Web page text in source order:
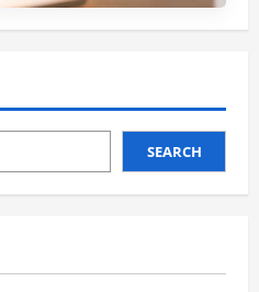
SEARCH